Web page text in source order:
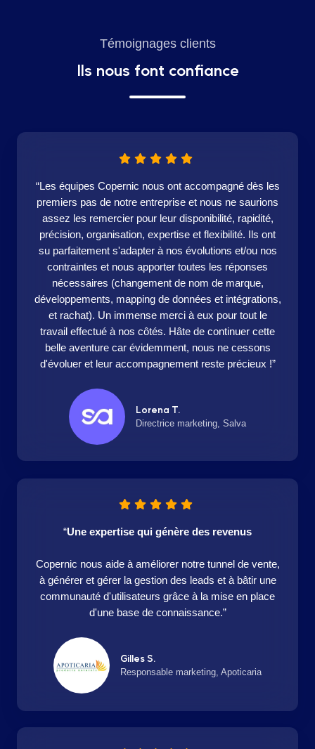
Témoignages clients
Ils nous font confiance
“Les équipes Copernic nous ont accompagné dès les
premiers pas de notre entreprise et nous ne saurions
assez les remercier pour leur disponibilité, rapidité,
précision, organisation, expertise et flexibilité. Ils ont
su parfaitement s'adapter à nos évolutions et/ou nos
contraintes et nous apporter toutes les réponses
nécessaires (changement de nom de marque,
développements, mapping de données et intégrations,
et rachat). Un immense merci à eux pour tout le
travail effectué à nos côtés. Hâte de continuer cette
belle aventure car évidemment, nous ne cessons
d'évoluer et leur accompagnement reste précieux !”
Lorena T.
Directrice marketing, Salva
“Une expertise qui génère des revenus
Copernic nous aide à améliorer notre tunnel de vente,
à générer et gérer la gestion des leads et à bâtir une
communauté d'utilisateurs grâce à la mise en place
d'une base de connaissance.”
Gilles S.
Responsable marketing, Apoticaria